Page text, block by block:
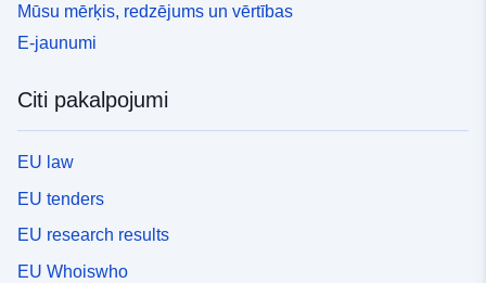
Mūsu mērķis, redzējums un vērtības
E-jaunumi
Citi pakalpojumi
EU law
EU tenders
EU research results
EU Whoiswho